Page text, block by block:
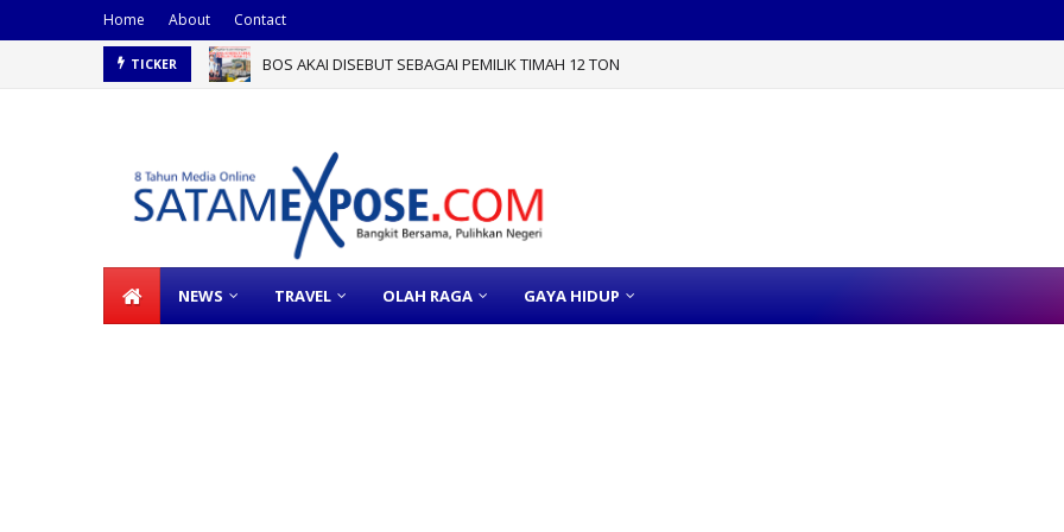
Home About Contact
TICKER BOS AKAI DISEBUT SEBAGAI PEMILIK TIMAH 12 TON
NEWS TRAVEL OLAH RAGA GAYA HIDUP